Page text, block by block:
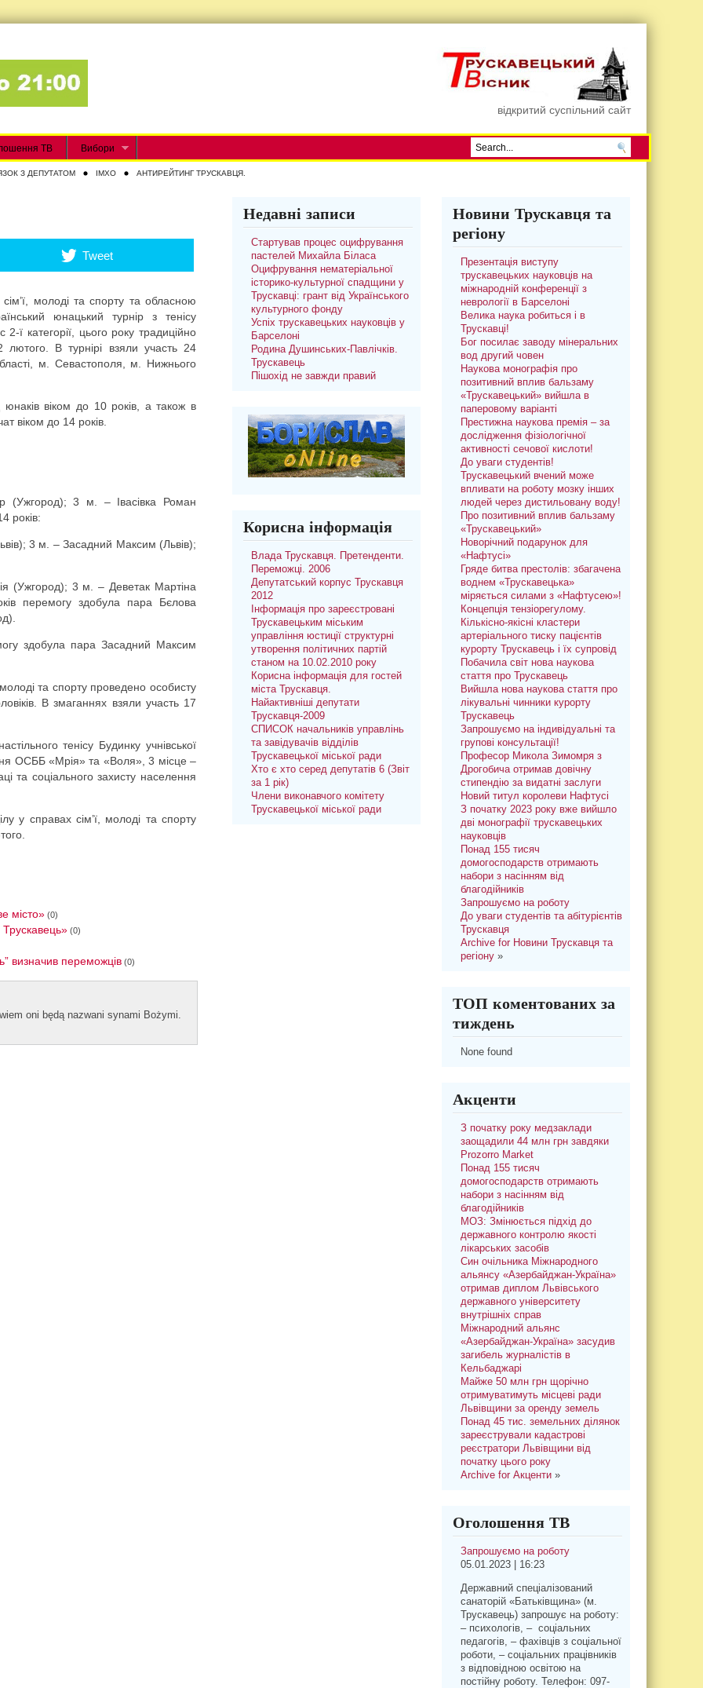
відкритий суспільний сайт
ТВ Вибори
З ДЕПУТАТОМ IMXO АНТИРЕЙТИНГ ТРУСКАВЦЯ.
Tweet
молоді та спорту та обласною
юнацький турнір з тенісу
ї категорії, цього року традиційно
В турнірі взяли участь 24
м. Севастополя, м. Нижнього
віком до 10 років, а також в
віком до 14 років.
3 м. – Івасівка Роман
років:
3 м. – Засадний Максим (Львів);
(Ужгород); 3 м. – Деветак Мартіна
перемогу здобула пара Бєлова
здобула пара Засадний Максим
та спорту проведено особисту
В змаганнях взяли участь 17
тенісу Будинку учнівської
ОСББ «Мрія» та «Воля», 3 місце –
та соціального захисту населення
у справах сім’ї, молоді та спорту
місто» (0)
(0)
визначив переможців (0)
oni będą naz­wani syn­ami Bożymi.
Недавні записи
Стартував процес оцифрування
пастелей Михайла Біласа
Оцифрування нематеріальної
історико-культурної спадщини у
Трускавці: грант від Українського
культурного фонду
Успіх трускавецьких науковців у
Барселоні
Родина Душинських-Павлічків.
Трускавець
Пішохід не завжди правий
Корисна інформація
Влада Трускавця. Претенденти.
Переможці. 2006
Депутатський корпус Трускавця
2012
Інформація про зареєстровані
Трускавецьким міським
управління юстиції структурні
утворення політичних партій
станом на 10.02.2010 року
Корисна інформація для гостей
міста Трускавця.
Найактивніші депутати
Трускавця-2009
СПИСОК начальників управлінь
та завідувачів відділів
Трускавецької міської ради
Хто є хто серед депутатів 6 (Звіт
за 1 рік)
Члени виконавчого комітету
Трускавецької міської ради
Новини Трускавця та
регіону
Презентація виступу
трускавецьких науковців на
міжнародній конференції з
неврології в Барселоні
Велика наука робиться і в
Трускавці!
Бог посилає заводу мінеральних
вод другий човен
Наукова монографія про
позитивний вплив бальзаму
«Трускавецький» вийшла в
паперовому варіанті
Престижна наукова премія – за
дослідження фізіологічної
активності сечової кислоти!
До уваги студентів!
Трускавецький вчений може
впливати на роботу мозку інших
людей через дистильовану воду!
Про позитивний вплив бальзаму
«Трускавецький»
Новорічний подарунок для
«Нафтусі»
Гряде битва престолів: збагачена
воднем «Трускавецька»
міряється силами з «Нафтусею»!
Концепція тензіорегулому.
Кількісно-якісні кластери
артеріального тиску пацієнтів
курорту Трускавець і їх супровід
Побачила світ нова наукова
стаття про Трускавець
Вийшла нова наукова стаття про
лікувальні чинники курорту
Трускавець
Запрошуємо на індивідуальні та
групові консультації!
Професор Микола Зимомря з
Дрогобича отримав довічну
стипендію за видатні заслуги
Новий титул королеви Нафтусі
З початку 2023 року вже вийшло
дві монографії трускавецьких
науковців
Понад 155 тисяч
домогосподарств отримають
набори з насінням від
благодійників
Запрошуємо на роботу
До уваги студентів та абітурієнтів
Трускавця
Archive for Новини Трускавця та
регіону»
ТОП коментованих за
тиждень
None found
Акценти
З початку року медзаклади
заощадили 44 млн грн завдяки
Prozorro Market
Понад 155 тисяч
домогосподарств отримають
набори з насінням від
благодійників
МОЗ: Змінюється підхід до
державного контролю якості
лікарських засобів
Син очільника Міжнародного
альянсу «Азербайджан-Україна»
отримав диплом Львівського
державного університету
внутрішніх справ
Міжнародний альянс
«Азербайджан-Україна» засудив
загибель журналістів в
Кельбаджарі
Майже 50 млн грн щорічно
отримуватимуть місцеві ради
Львівщини за оренду земель
Понад 45 тис. земельних ділянок
зареєстрували кадастрові
реєстратори Львівщини від
початку цього року
Archive for Акценти»
Оголошення ТВ
Запрошуємо на роботу
05.01.2023 | 16:23
Державний спеціалізований
санаторій «Батьківщина» (м.
Трускавець) запрошує на роботу:
– психологів, – соціальних
педагогів, – фахівців з соціальної
роботи, – соціальних працівників
з відповідною освітою на
постійну роботу. Телефон: 097-